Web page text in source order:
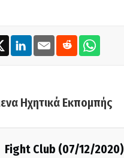
Ηχητικά Εκπομπής
Fight Club (07/12/2020)